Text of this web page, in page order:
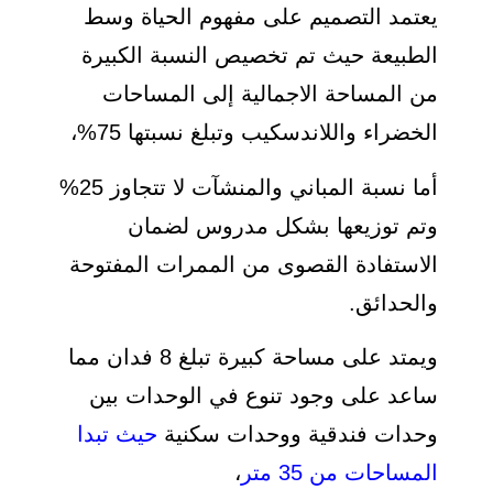
يعتمد التصميم على مفهوم الحياة وسط
الطبيعة حيث تم تخصيص النسبة الكبيرة
من المساحة الاجمالية إلى المساحات
الخضراء واللاندسكيب وتبلغ نسبتها 75%،
أما نسبة المباني والمنشآت لا تتجاوز 25%
وتم توزيعها بشكل مدروس لضمان
الاستفادة القصوى من الممرات المفتوحة
والحدائق.
ويمتد على مساحة كبيرة تبلغ 8 فدان مما
ساعد على وجود تنوع في الوحدات بين
وحدات فندقية ووحدات سكنية حيث تبدا
المساحات من 35 متر
،